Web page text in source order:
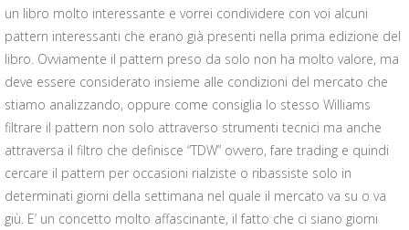
un libro molto interessante e vorrei condividere con voi alcuni
pattern interessanti che erano già presenti nella prima edizione del
libro. Ovviamente il pattern preso da solo non ha molto valore, ma
deve essere considerato insieme alle condizioni del mercato che
stiamo analizzando, oppure come consiglia lo stesso Williams
filtrare il pattern non solo attraverso strumenti tecnici ma anche
attraversa il filtro che definisce “TDW” ovvero, fare trading e quindi
cercare il pattern per occasioni rialziste o ribassiste solo in
determinati giorni della settimana nel quale il mercato va su o va
giù. E’ un concetto molto affascinante, il fatto che ci siano giorni